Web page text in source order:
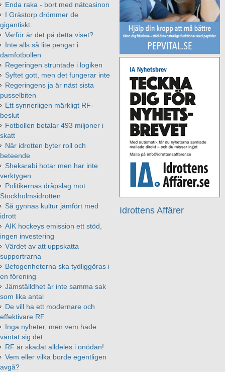
Idrottens Affärer
Enda raka - bort med nätcasinon
I Grästorp drömmer de
gigantiskt…
Varför är det på detta viset?
Inte alls så lite pengar i
damfotbollen
Regeringen struntade i logiken
Syftet gott, men det fungerar inte
Regeringens ja är näst sista
pusselbiten
Ett synnerligen märkligt RF-
beslut
Fotbollen betalar 493 miljoner i
skatt
När idrotten byter roll och
beteende
Shekarabi hotar men har inte
verktygen
Politikernas dråpslag mot
Stockholmsidrotten
Så gynnas kultur jämfört med
idrott
AIK hockeys emission ett stöd,
ingen investering
Värdet av att uppskatta
supportrarna
Befogenheterna ska tydliggöras i
en förening
Jämställdhet är inte samma sak
som lika antal
De vill ha ett modernare och
effektivare RF
Inga nyheter, men vem hade
väntat sig det…
RF är skadat alldeles i onödan!
Vem eller vilka borde egentligen
avgå?